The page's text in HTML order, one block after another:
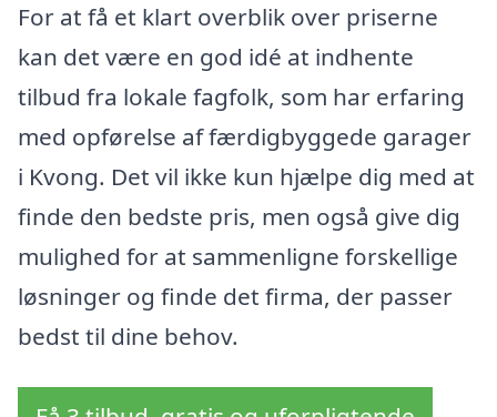
For at få et klart overblik over priserne
kan det være en god idé at indhente
tilbud fra lokale fagfolk, som har erfaring
med opførelse af færdigbyggede garager
i Kvong. Det vil ikke kun hjælpe dig med at
finde den bedste pris, men også give dig
mulighed for at sammenligne forskellige
løsninger og finde det firma, der passer
bedst til dine behov.